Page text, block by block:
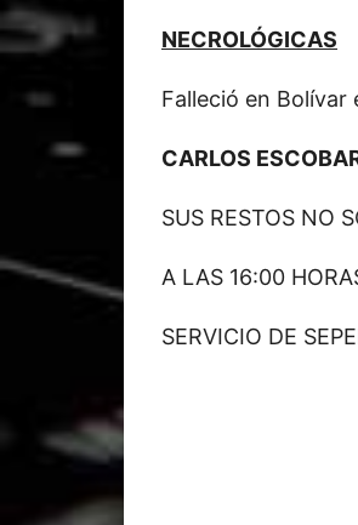
NECROLÓGICAS
Falleció en Bolívar
CARLOS
SUS RESTOS NO
A LAS 16:00
SERVICIO DE